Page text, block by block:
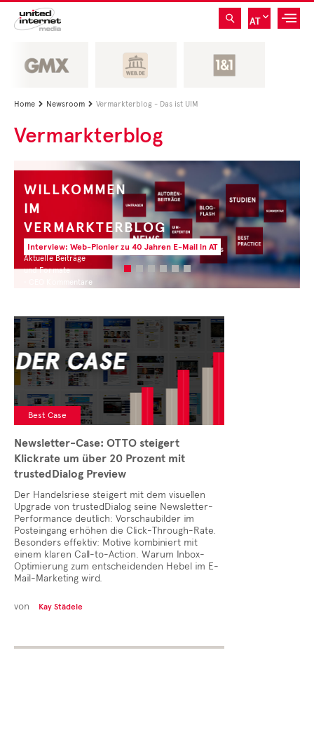
AT
Home  Newsroom  Vermarkterblog - Das ist UIM
Vermarkterblog
WILLKOMMEN
IM
VERMARKTERBLOG
Aktuelle Beiträge
und Formate
• CEO Kommentare
Cases
• Themen-Serien
• Kurzinterviews
Interview: Web-Pionier zu 40 Jahren E-Mail in AT
Best Case
Newsletter-Case: OTTO steigert
Klickrate um über 20 Prozent mit
trustedDialog Preview
Der Handelsriese steigert mit dem visuellen
Upgrade von trustedDialog seine Newsletter-
Performance deutlich: Vorschaubilder im
Posteingang erhöhen die Click-Through-Rate.
Besonders effektiv: Motive kombiniert mit
einem klaren Call-to-Action. Warum Inbox-
Optimierung zum entscheidenden Hebel im E-
Mail-Marketing wird.
von Kay Städele